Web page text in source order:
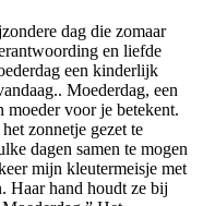
dag die zomaar
en liefde
een kinderlijk
Moederdag, een
moeder voor je betekent.
zonnetje gezet te
dagen samen te mogen
mijn kleutermeisje met
Haar hand houdt ze bij